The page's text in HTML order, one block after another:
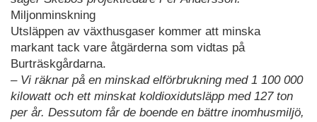
Miljonminskning
Utsläppen av växthusgaser kommer att minska
markant tack vare åtgärderna som vidtas på
Burträskgårdarna.
– Vi räknar på en minskad elförbrukning med 1 100 000
kilowatt och ett minskat koldioxidutsläpp med 127 ton
per år. Dessutom får de boende en bättre inomhusmiljö,